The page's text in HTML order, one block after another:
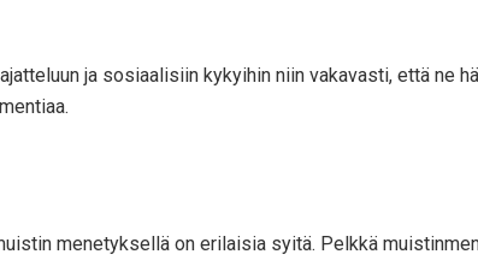
ja sosiaalisiin kykyihin niin vakavasti, että ne
menetyksellä on erilaisia ​​syitä. Pelkkä